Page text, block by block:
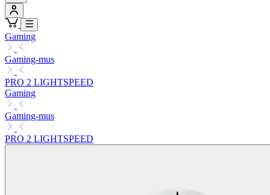
Gaming
Gaming-mus
PRO 2 LIGHTSPEED
Gaming
Gaming-mus
PRO 2 LIGHTSPEED